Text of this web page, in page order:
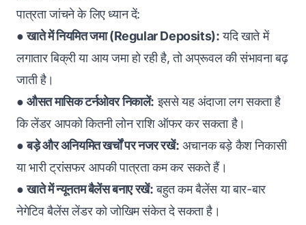
पात्रता जांचने के लिए ध्यान दें:
●खाते में नियमित जमा (Regular Deposits):यदि खाते में
लगातार बिक्री या आय जमा हो रही है, तो अप्रूवल की संभावना बढ़
जाती है।
●औसत मासिक टर्नओवर निकालें: इससे यह अंदाजा लग सकता है
कि लेंडर आपको कितनी लोन राशि ऑफर कर सकता है।
●बड़े और अनियमित खर्चों पर नजर रखें: अचानक बड़े कैश निकासी
या भारी ट्रांसफर आपकी पात्रता कम कर सकते हैं।
●खाते में न्यूनतम बैलेंस बनाए रखें:बहुत कम बैलेंस या बार-बार
नेगेटिव बैलेंस लेंडर को जोखिम संकेत दे सकता है।